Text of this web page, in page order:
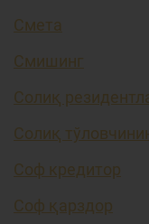
Смета
Смишинг
Солиқ
Солиқ
Соф кредитор
Соф қарздор